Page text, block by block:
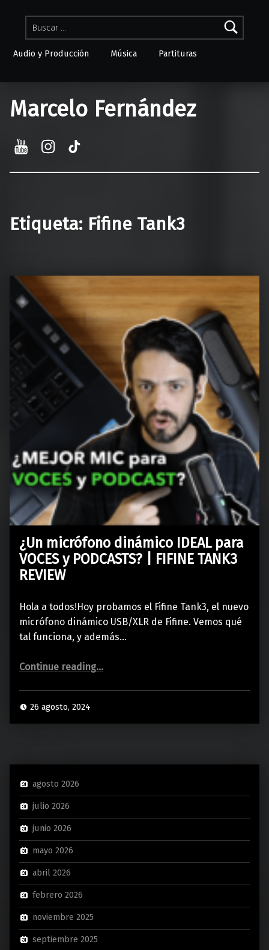
Buscar:
Audio y Producción Música Partituras
Marcelo Fernández
YouTube
Etiqueta: Fifine Tank3
¿Un micrófono dinámico IDEAL para
VOCES y PODCASTS? | FIFINE TANK3
REVIEW
Hola a todos!Hoy probamos el Fifine Tank3, el nuevo
micrófono dinámico USB/XLR de Fifine. Vemos qué
tal funciona, y además…
Continue reading“¿Un micrófono dinámico IDEAL para VOCES y PODCASTS? | FIFINE TANK3 REVIEW”
…
26 agosto, 2024
agosto 2026
julio 2026
junio 2026
mayo 2026
abril 2026
febrero 2026
noviembre 2025
septiembre 2025